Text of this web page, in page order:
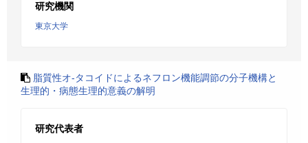
研究機関
東京大学
脂質性オ-タコイドによるネフロン機能調節の分子機構と
生理的・病態生理的意義の解明
研究代表者